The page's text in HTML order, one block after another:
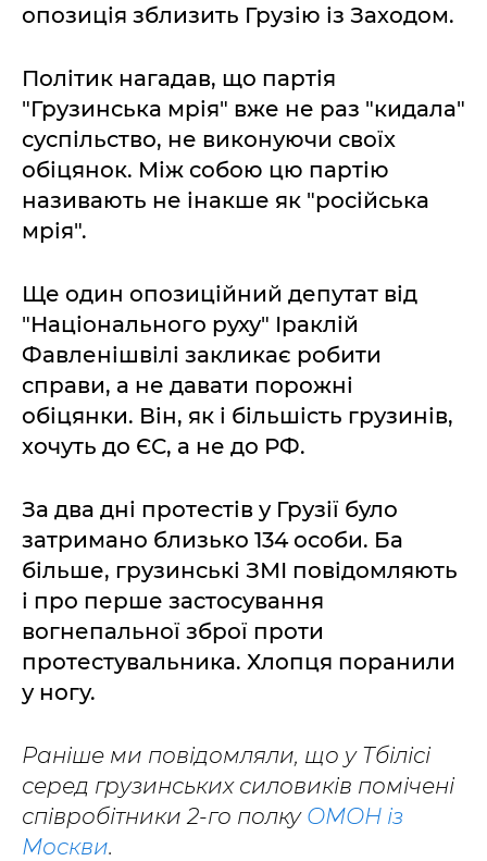
опозиція зблизить Грузію із Заходом.
Політик нагадав, що партія
"Грузинська мрія" вже не раз "кидала"
суспільство, не виконуючи своїх
обіцянок. Між собою цю партію
називають не інакше як "російська
мрія".
Ще один опозиційний депутат від
"Національного руху" Іраклій
Фавленішвілі закликає робити
справи, а не давати порожні
обіцянки. Він, як і більшість грузинів,
хочуть до ЄС, а не до РФ.
За два дні протестів у Грузії було
затримано близько 134 особи. Ба
більше, грузинські ЗМІ повідомляють
і про перше застосування
вогнепальної зброї проти
протестувальника. Хлопця поранили
у ногу.
Раніше ми повідомляли, що у Тбілісі
серед грузинських силовиків помічені
співробітники 2-го полку ОМОН із
Москви.